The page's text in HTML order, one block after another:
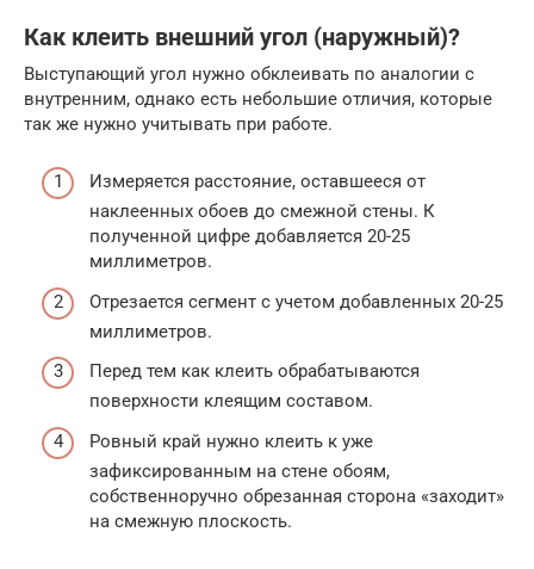
Как клеить внешний угол (наружный)?
Выступающий угол нужно обклеивать по аналогии с
внутренним, однако есть небольшие отличия, которые
так же нужно учитывать при работе.
Измеряется расстояние, оставшееся от
наклеенных обоев до смежной стены. К
полученной цифре добавляется 20-25
миллиметров.
Отрезается сегмент с учетом добавленных 20-25
миллиметров.
Перед тем как клеить обрабатываются
поверхности клеящим составом.
Ровный край нужно клеить к уже
зафиксированным на стене обоям,
собственноручно обрезанная сторона «заходит»
на смежную плоскость.